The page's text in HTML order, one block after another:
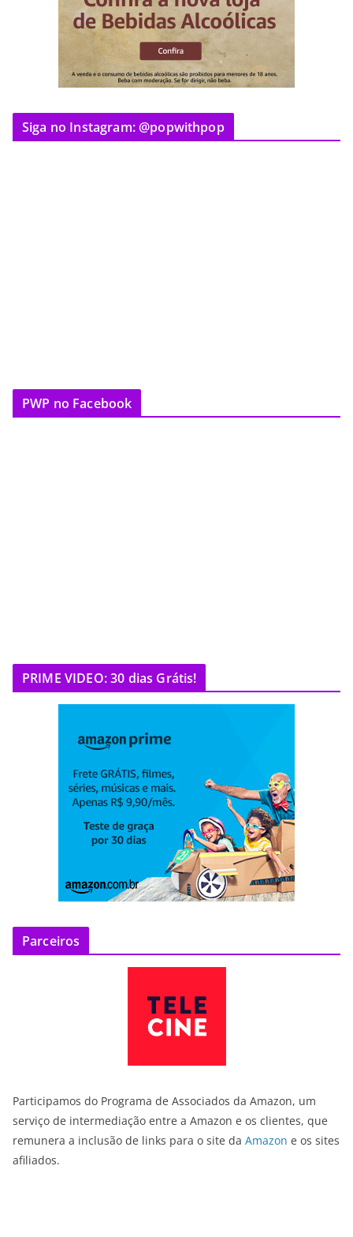
Siga no Instagram: @popwithpop
PWP no Facebook
PRIME VIDEO: 30 dias Grátis!
Parceiros
Participamos do Programa de Associados da Amazon, um
serviço de intermediação entre a Amazon e os clientes, que
remunera a inclusão de links para o site da Amazon e os sites
afiliados.